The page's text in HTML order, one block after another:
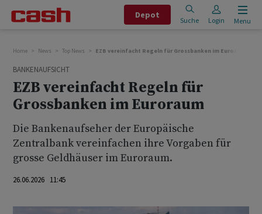
Depot
Suche Login Menu
Home News Top News EZB vereinfacht Regeln für Grossbanken im Euroraum
BANKENAUFSICHT
EZB vereinfacht Regeln für
Grossbanken im Euroraum
Die Bankenaufseher der Europäische
Zentralbank vereinfachen ihre Vorgaben für
grosse Geldhäuser im Euroraum.
26.06.2026 11:45